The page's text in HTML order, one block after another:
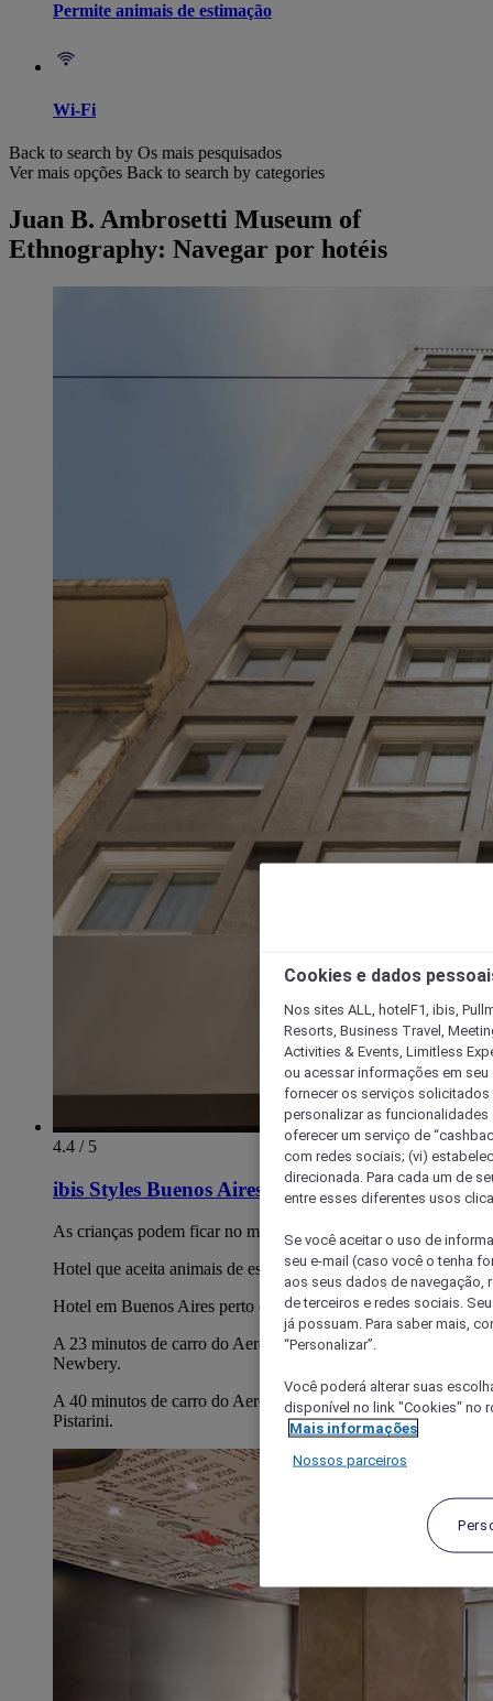
Permite animais de estimação
Wi-Fi
Back to search by Os mais pesquisados
Ver mais opções Back to search by categories
Juan B. Ambrosetti Museum of
Ethnography: Navegar por hotéis
4.4 / 5
ibis Styles Buenos Aires Florida
As crianças podem ficar no mesmo quarto do que os pais.
Hotel que aceita animais de estimação a um custo adicional
Hotel em Buenos Aires perto da estação de metro Florida
A 23 minutos de carro do Aeroporto Aeroparque Jorge
Newbery.
A 40 minutos de carro do Aeroporto Internacional Ministro
Pistarini.
Cookies e dados
Nos sites ALL, hotelF1, ibis,
Resorts, Business Travel,
Activities & Events, Limitless
ou acessar informações em
fornecer os serviços solicitados
personalizar as
oferecer um serviço de
com redes sociais; (vi)
direcionada. Para cada um de
entre esses diferentes usos
Se você aceitar o uso de
seu e-mail (caso você o tenha
aos seus dados de navegação,
de terceiros e redes sociais.
já possuam. Para saber mais,
“Personalizar”.
Você poderá alterar suas
disponível no link "Cookies" no
Mais informações
Nossos parceiros